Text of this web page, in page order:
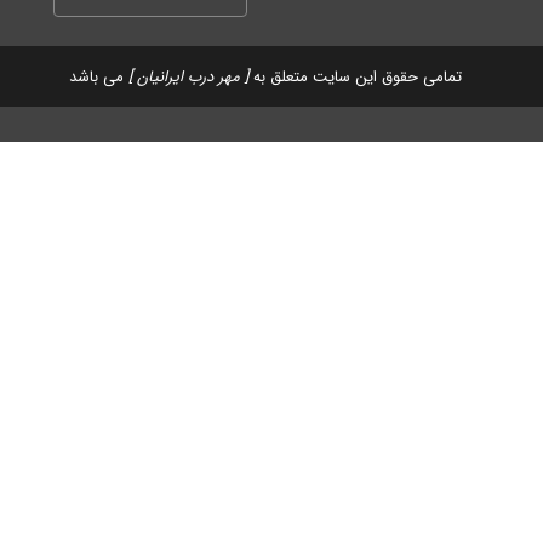
تمامی حقوق این سایت متعلق به[ مهر درب ایرانیان ] می باشد